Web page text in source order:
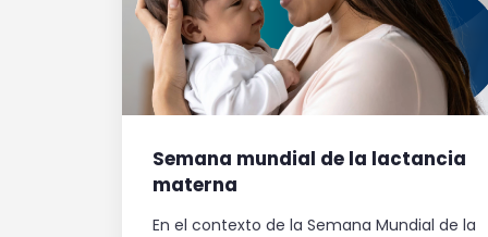
Semana mundial de la lactancia
materna
En el contexto de la Semana Mundial de la